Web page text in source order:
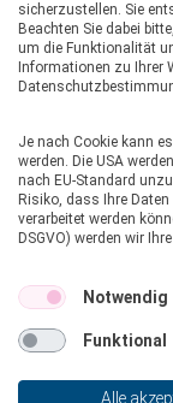
sicherzustellen. Sie
Beachten Sie dabei
um die Funktionalität
Informationen zu Ihrer
Je nach Cookie kann
werden. Die USA
nach EU-Standard
Risiko, dass Ihre
verarbeitet werden
DSGVO) werden wir
Notwendig
Funktional
Alle